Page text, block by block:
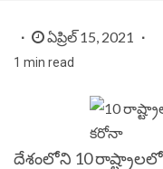
ఏప్రిల్ 15, 2021
1 min read
దేశంలోని 10